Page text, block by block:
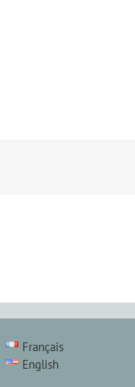
Français
English